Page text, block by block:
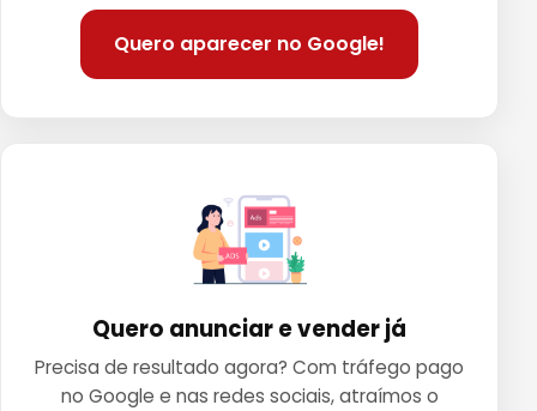
Quero aparecer no Google!
Quero anunciar e vender já
Precisa de resultado agora? Com tráfego pago
no Google e nas redes sociais, atraímos o